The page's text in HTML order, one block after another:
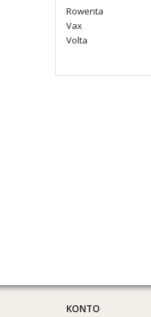
Rowenta
Vax
Volta
KONTO